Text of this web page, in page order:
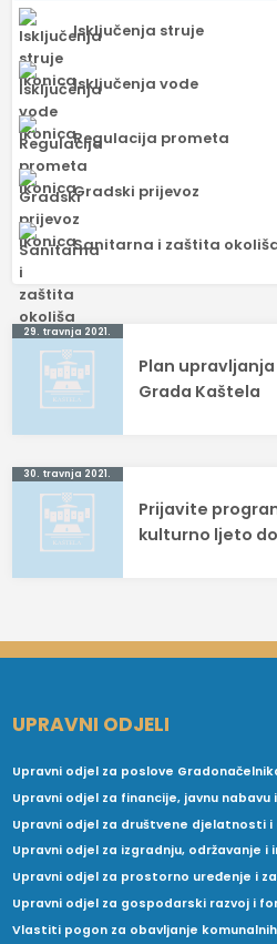
Isključenja struje
Isključenja vode
Regulacija prometa
Gradski prijevoz
Sanitarna i zaštita
Navigacija
objava
29. travnja 2021.
Plan
Grada Kaštela
30. travnja 2021.
Prijavite
kulturno ljeto do
UPRAVNI ODJELI
Upravni odjel za poslove
Upravni odjel za financije, javnu
Upravni odjel za društvene djelatnosti i
Upravni odjel za izgradnju, održavanje
Upravni odjel za prostorno uređenje i
Upravni odjel za gospodarski razvoj i
Vlastiti pogon za obavljanje